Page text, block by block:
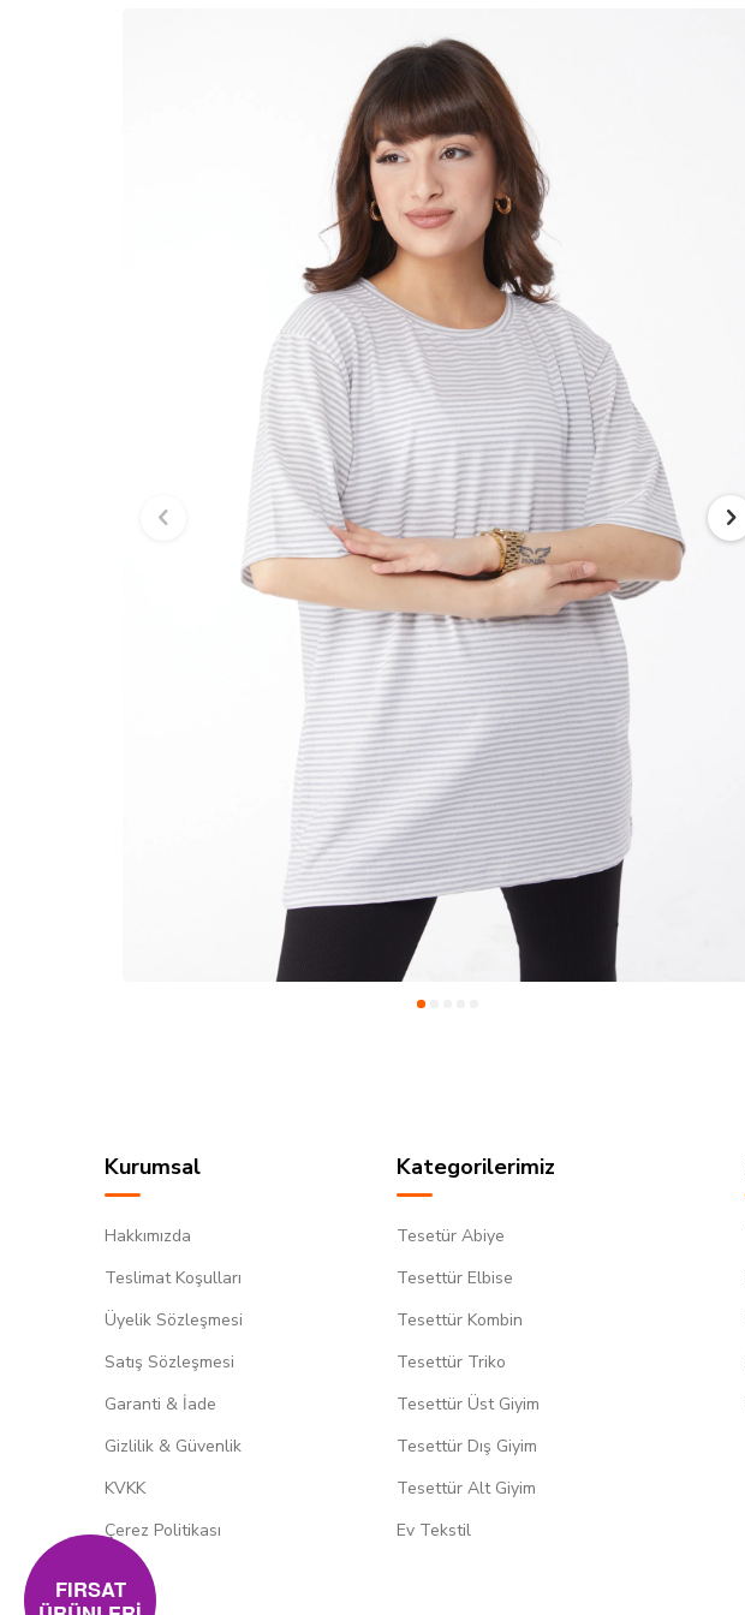
Kurumsal
Hakkımızda
Teslimat Koşulları
Üyelik Sözleşmesi
Satış Sözleşmesi
Garanti & İade
Gizlilik & Güvenlik
KVKK
Çerez Politikası
Kategorilerimiz
Tesetür Abiye
Tesettür Elbise
Tesettür Kombin
Tesettür Triko
Tesettür Üst Giyim
Tesettür Dış Giyim
Tesettür Alt Giyim
Ev Tekstil
FIRSAT